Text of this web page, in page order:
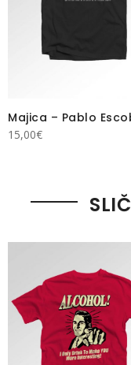
Majica – Pablo
15,00€